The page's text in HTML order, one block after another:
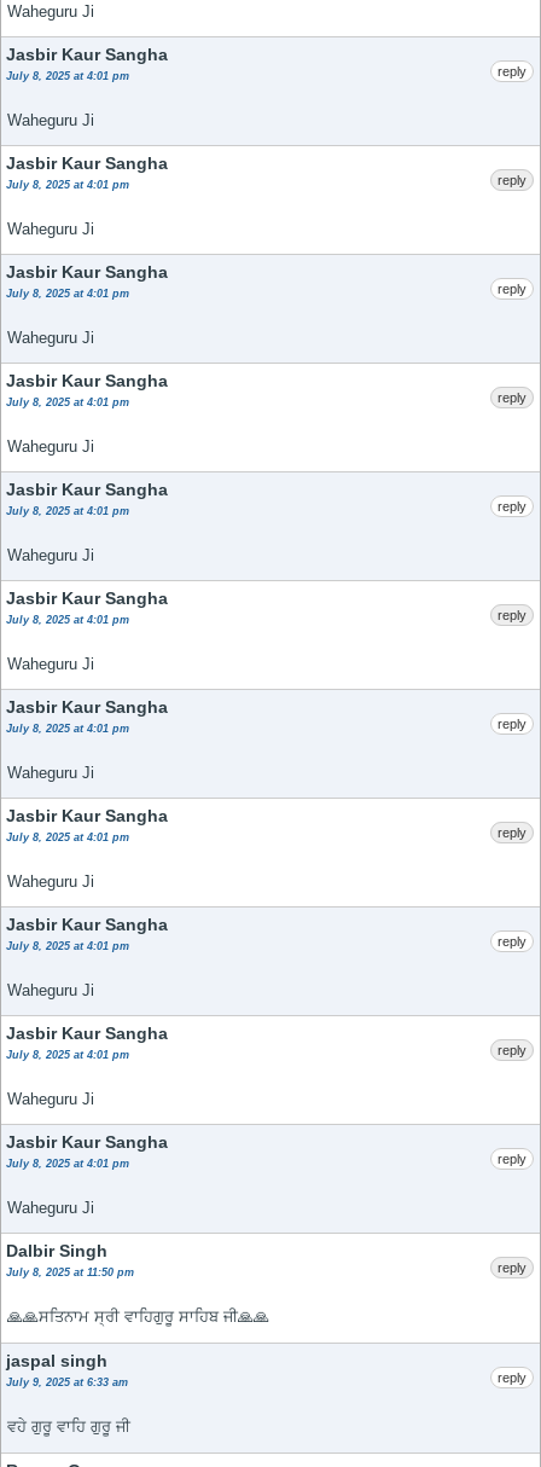
Waheguru Ji
Jasbir Kaur Sangha
July 8, 2025 at 4:01 pm
Waheguru Ji
reply
Jasbir Kaur Sangha
July 8, 2025 at 4:01 pm
Waheguru Ji
reply
Jasbir Kaur Sangha
July 8, 2025 at 4:01 pm
Waheguru Ji
reply
Jasbir Kaur Sangha
July 8, 2025 at 4:01 pm
Waheguru Ji
reply
Jasbir Kaur Sangha
July 8, 2025 at 4:01 pm
Waheguru Ji
reply
Jasbir Kaur Sangha
July 8, 2025 at 4:01 pm
Waheguru Ji
reply
Jasbir Kaur Sangha
July 8, 2025 at 4:01 pm
Waheguru Ji
reply
Jasbir Kaur Sangha
July 8, 2025 at 4:01 pm
Waheguru Ji
reply
Jasbir Kaur Sangha
July 8, 2025 at 4:01 pm
Waheguru Ji
reply
Jasbir Kaur Sangha
July 8, 2025 at 4:01 pm
Waheguru Ji
reply
Jasbir Kaur Sangha
July 8, 2025 at 4:01 pm
Waheguru Ji
reply
Dalbir Singh
July 8, 2025 at 11:50 pm
🙏🙏ਸਤਿਨਾਮ ਸ੍ਰੀ ਵਾਹਿਗੁਰੂ ਸਾਹਿਬ ਜੀ🙏🙏
reply
jaspal singh
July 9, 2025 at 6:33 am
ਵਹੇ ਗੁਰੂ ਵਾਹਿ ਗੁਰੂ ਜੀ
reply